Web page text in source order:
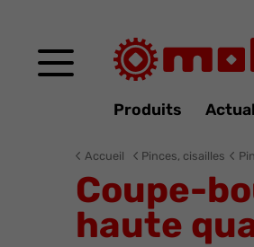
Produits
Accueil Pinces, cisailles
Coupe-
haute